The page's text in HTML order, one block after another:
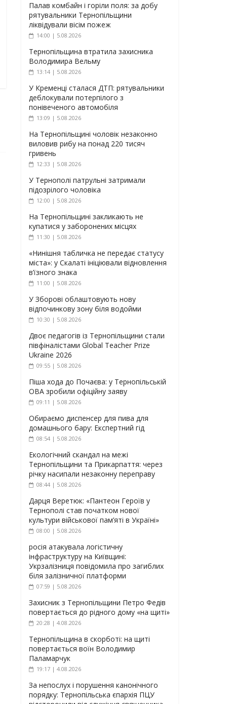
Палав комбайн і горіли поля: за добу
рятувальники Тернопільщини
ліквідували вісім пожеж
14:00 | 5.08.2026
Тернопільщина втратила захисника
Володимира Вельму
13:14 | 5.08.2026
У Кременці сталася ДТП: рятувальники
деблокували потерпілого з
понівеченого автомобіля
13:09 | 5.08.2026
На Тернопільщині чоловік незаконно
виловив рибу на понад 220 тисяч
гривень
12:33 | 5.08.2026
У Тернополі патрульні затримали
підозрілого чоловіка
12:00 | 5.08.2026
На Тернопільщині закликають не
купатися у заборонених місцях
11:30 | 5.08.2026
«Нинішня табличка не передає статусу
міста»: у Скалаті ініціювали відновлення
в’їзного знака
11:00 | 5.08.2026
У Зборові облаштовують нову
відпочинкову зону біля водойми
10:30 | 5.08.2026
Двоє педагогів із Тернопільщини стали
півфіналістами Global Teacher Prize
Ukraine 2026
09:55 | 5.08.2026
Піша хода до Почаєва: у Тернопільській
ОВА зробили офіційну заяву
09:11 | 5.08.2026
Обираємо диспенсер для пива для
домашнього бару: Експертний гід
08:54 | 5.08.2026
Екологічний скандал на межі
Тернопільщини та Прикарпаття: через
річку насипали незаконну переправу
08:44 | 5.08.2026
Дарця Веретюк: «Пантеон Героїв у
Тернополі став початком нової
культури військової пам’яті в Україні»
08:00 | 5.08.2026
росія атакувала логістичну
інфраструктуру на Київщині:
Укрзалізниця повідомила про загиблих
біля залізничної платформи
07:59 | 5.08.2026
Захисник з Тернопільщини Петро Федів
повертається до рідного дому «на щиті»
20:28 | 4.08.2026
Тернопільщина в скорботі: на щиті
повертається воїн Володимир
Паламарчук
19:17 | 4.08.2026
За непослух і порушення канонічного
порядку: Тернопільська єпархія ПЦУ